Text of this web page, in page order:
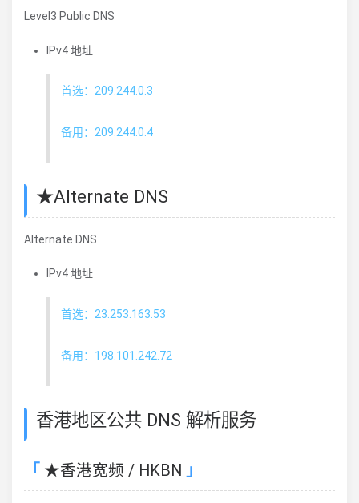
Level3 Public DNS
IPv4 地址
首选：209.244.0.3
备用：209.244.0.4
★Alternate DNS
Alternate DNS
IPv4 地址
首选：23.253.163.53
备用：198.101.242.72
香港地区公共 DNS 解析服务
★香港宽频 / HKBN